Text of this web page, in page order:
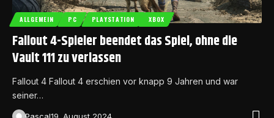
ALLGEMEIN PC PLAYSTATION XBOX
Fallout 4-Spieler beendet das Spiel, ohne die
Vault 111 zu verlassen
Fallout 4 Fallout 4 erschien vor knapp 9 Jahren und war
seiner…
Pascal19. August 2024